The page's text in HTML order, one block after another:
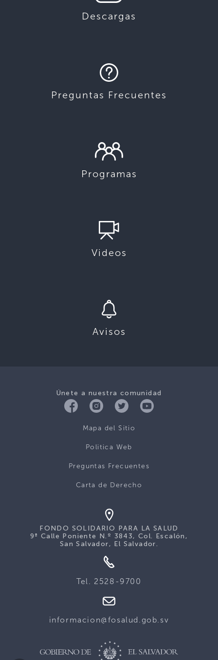
Descargas
Preguntas Frecuentes
Programas
Videos
Avisos
Únete a nuestra comunidad
Mapa del Sitio
Politica Web
Preguntas Frecuentes
Carta de Derecho
FONDO SOLIDARIO PARA LA SALUD
9ª Calle Poniente N.º 3843, Col. Escalón,
San Salvador, El Salvador.
Tel. 2528-9700
informacion@fosalud.gob.sv